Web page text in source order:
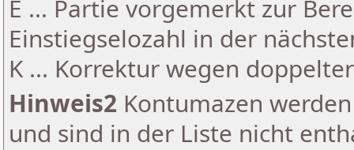
E ... Partie vorgemerkt zur
Einstiegselozahl in der
K ... Korrektur wegen
Hinweis2 Kontumazen
und sind in der Liste nicht